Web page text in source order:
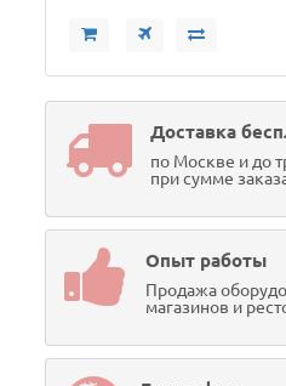
Доставка
по Москве и до
при сумме
Опыт работы
Продажа
магазинов и